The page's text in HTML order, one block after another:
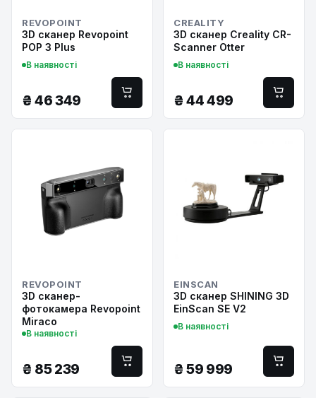
REVOPOINT
3D сканер Revopoint
POP 3 Plus
В наявності
₴ 46 349
CREALITY
3D сканер Creality CR-
Scanner Otter
В наявності
₴ 44 499
REVOPOINT
3D сканер-
фотокамера Revopoint
Miraco
В наявності
₴ 85 239
EINSCAN
3D сканер SHINING 3D
EinScan SE V2
В наявності
₴ 59 999